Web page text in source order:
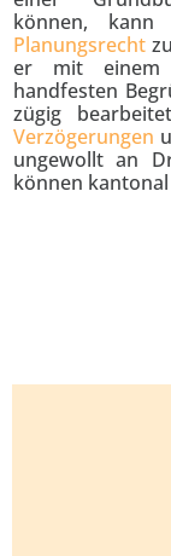
können,
Planungsrecht
er mit einem
handfesten
zügig
Verzögerungen
ungewollt an
können